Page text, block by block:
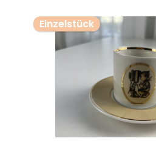
Einzelstück